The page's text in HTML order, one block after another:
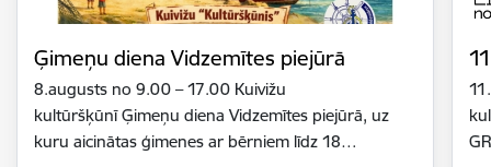
Ģimeņu diena Vidzemītes piejūrā
8.augusts no 9.00 – 17.00 Kuivižu
kultūršķūnī Ģimeņu diena Vidzemītes piejūrā, uz
kuru aicinātas ģimenes ar bērniem līdz 18…